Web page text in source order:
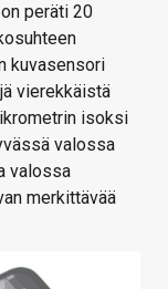
peräti 20
kuvasensori
vierekkäistä
isoksi
valossa
valossa
merkittävää